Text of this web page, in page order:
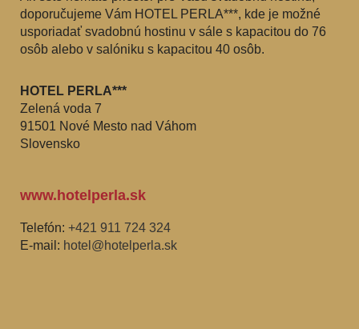
doporučujeme Vám HOTEL PERLA***, kde je možné
usporiadať svadobnú hostinu v sále s kapacitou do 76
osôb alebo v salóniku s kapacitou 40 osôb.
HOTEL PERLA***
Zelená voda 7
91501 Nové Mesto nad Váhom
Slovensko
www.hotelperla.sk
Telefón: +421 911 724 324
E-mail: hotel@hotelperla.sk